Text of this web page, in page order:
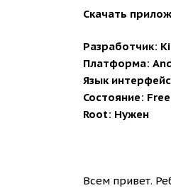
Скачать
Разработчик:
Платформа:
Язык
Состояние:
Root: Нужен
Всем привет.